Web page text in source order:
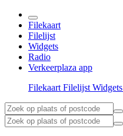
Filekaart
Filelijst
Widgets
Radio
Verkeerplaza app
Filekaart Filelijst Widgets